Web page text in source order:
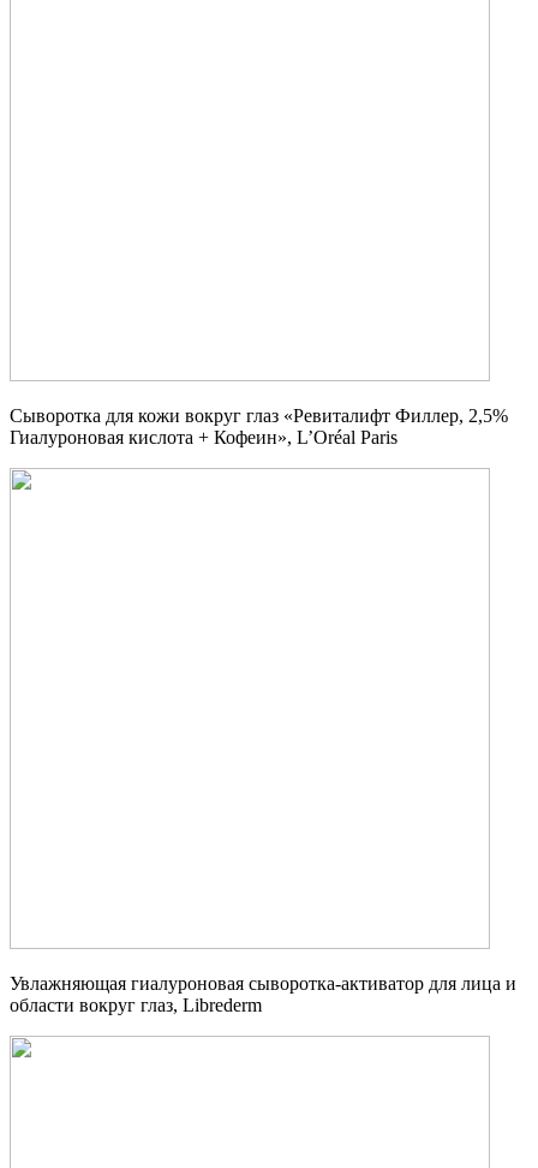
Сыворотка для кожи вокруг глаз «Ревиталифт Филлер, 2,5%
Гиалуроновая кислота + Кофеин», L’Oréal Paris
Увлажняющая гиалуроновая сыворотка-активатор для лица и
области вокруг глаз, Librederm